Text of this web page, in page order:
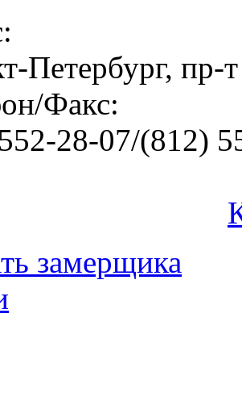
Петербург, пр-
Факс:
28-07/(812)
замерщика